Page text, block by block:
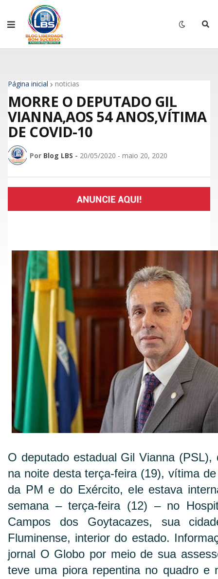
Página inicial noticias
MORRE O DEPUTADO GIL
VIANNA,AOS 54 ANOS,VÍTIMA
DE COVID-10
Por Blog LBS - 20/05/2020 - maio 20, 2020
O deputado estadual Gil Vianna (PSL),
na noite desta terça-feira (19), vítima
da PM e do Exército, ele estava
semana – terça-feira (12) – no
Campos dos Goytacazes, sua
Fluminense, interior do estado.
jornal O Globo por meio de sua
teve uma piora repentina no quadro e